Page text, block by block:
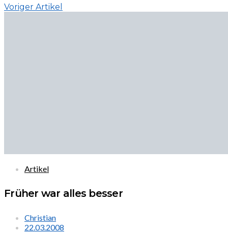
Voriger Artikel
Artikel
Früher war alles besser
Christian
22.03.2008